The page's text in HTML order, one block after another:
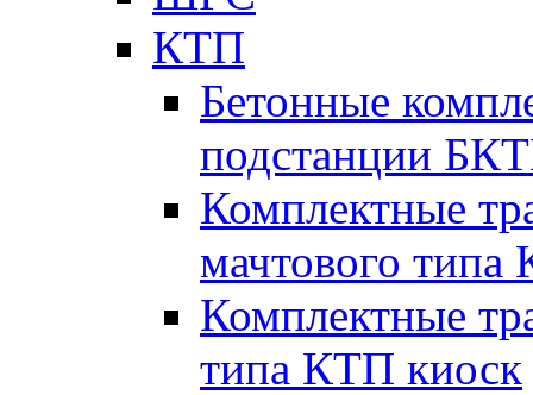
КТП
Бетонные
подстанции
Комплектные
мачтового
Комплектные
типа КТП киоск